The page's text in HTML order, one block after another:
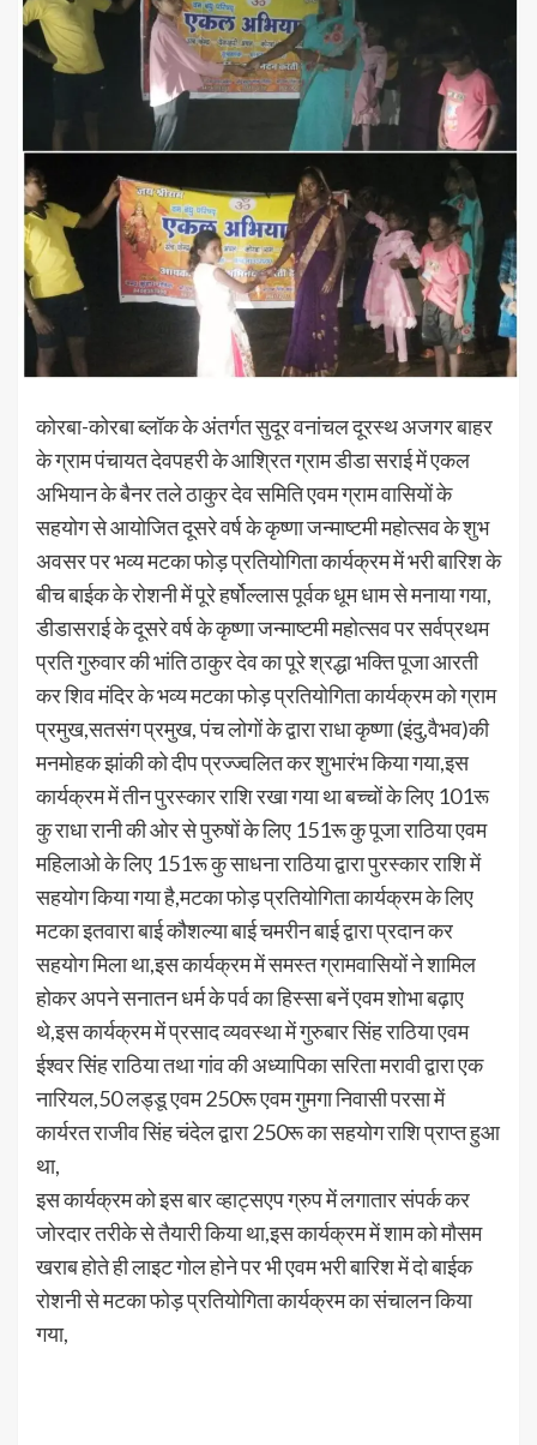
कोरबा-कोरबा ब्लॉक के अंतर्गत सुदूर वनांचल दूरस्थ अजगर बाहर
के ग्राम पंचायत देवपहरी के आश्रित ग्राम डीडा सराई में एकल
अभियान के बैनर तले ठाकुर देव समिति एवम ग्राम वासियों के
सहयोग से आयोजित दूसरे वर्ष के कृष्णा जन्माष्टमी महोत्सव के शुभ
अवसर पर भव्य मटका फोड़ प्रतियोगिता कार्यक्रम में भरी बारिश के
बीच बाईक के रोशनी में पूरे हर्षोल्लास पूर्वक धूम धाम से मनाया गया,
डीडासराई के दूसरे वर्ष के कृष्णा जन्माष्टमी महोत्सव पर सर्वप्रथम
प्रति गुरुवार की भांति ठाकुर देव का पूरे श्रद्धा भक्ति पूजा आरती
कर शिव मंदिर के भव्य मटका फोड़ प्रतियोगिता कार्यक्रम को ग्राम
प्रमुख,सतसंग प्रमुख, पंच लोगों के द्वारा राधा कृष्णा (इंदु,वैभव)की
मनमोहक झांकी को दीप प्रज्ज्वलित कर शुभारंभ किया गया,इस
कार्यक्रम में तीन पुरस्कार राशि रखा गया था बच्चों के लिए 101रू
कु राधा रानी की ओर से पुरुषों के लिए 151रू कु पूजा राठिया एवम
महिलाओ के लिए 151रू कु साधना राठिया द्वारा पुरस्कार राशि में
सहयोग किया गया है,मटका फोड़ प्रतियोगिता कार्यक्रम के लिए
मटका इतवारा बाई कौशल्या बाई चमरीन बाई द्वारा प्रदान कर
सहयोग मिला था,इस कार्यक्रम में समस्त ग्रामवासियों ने शामिल
होकर अपने सनातन धर्म के पर्व का हिस्सा बनें एवम शोभा बढ़ाए
थे,इस कार्यक्रम में प्रसाद व्यवस्था में गुरुबार सिंह राठिया एवम
ईश्वर सिंह राठिया तथा गांव की अध्यापिका सरिता मरावी द्वारा एक
नारियल,50 लड्डू एवम 250रू एवम गुमगा निवासी परसा में
कार्यरत राजीव सिंह चंदेल द्वारा 250रू का सहयोग राशि प्राप्त हुआ
था,
इस कार्यक्रम को इस बार व्हाट्सएप ग्रुप में लगातार संपर्क कर
जोरदार तरीके से तैयारी किया था,इस कार्यक्रम में शाम को मौसम
खराब होते ही लाइट गोल होने पर भी एवम भरी बारिश में दो बाईक
रोशनी से मटका फोड़ प्रतियोगिता कार्यक्रम का संचालन किया
गया,